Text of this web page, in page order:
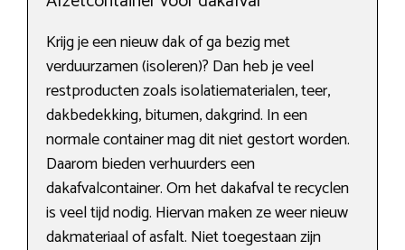
Krijg je een nieuw dak of ga bezig met
verduurzamen (isoleren)? Dan heb je veel
restproducten zoals isolatiematerialen, teer,
dakbedekking, bitumen, dakgrind. In een
normale container mag dit niet gestort worden.
Daarom bieden verhuurders een
dakafvalcontainer. Om het dakafval te recyclen
is veel tijd nodig. Hiervan maken ze weer nieuw
dakmateriaal of asfalt. Niet toegestaan zijn